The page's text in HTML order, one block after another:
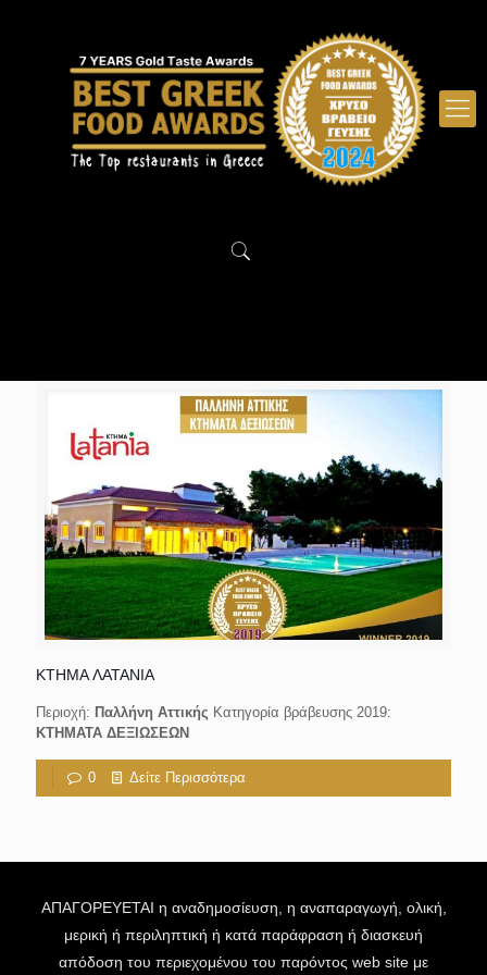
KTHMA ΛΑΤΑΝΙΑ
Περιοχή: Παλλήνη Αττικής Κατηγορία βράβευσης 2019:
ΚΤΗΜΑΤΑ ΔΕΞΙΩΣΕΩΝ
0 Δείτε Περισσότερα
ΑΠΑΓΟΡΕΥΕΤΑΙ η αναδημοσίευση, η αναπαραγωγή, ολική,
μερική ή περιληπτική ή κατά παράφραση ή διασκευή
απόδοση του περιεχομένου του παρόντος web site με